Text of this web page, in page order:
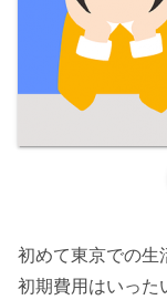
初めて東京での生
初期費用はいった